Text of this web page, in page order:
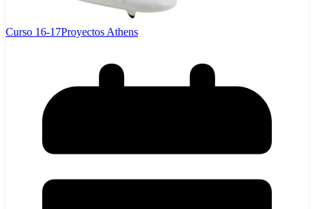
Curso 16-17Proyectos Athens